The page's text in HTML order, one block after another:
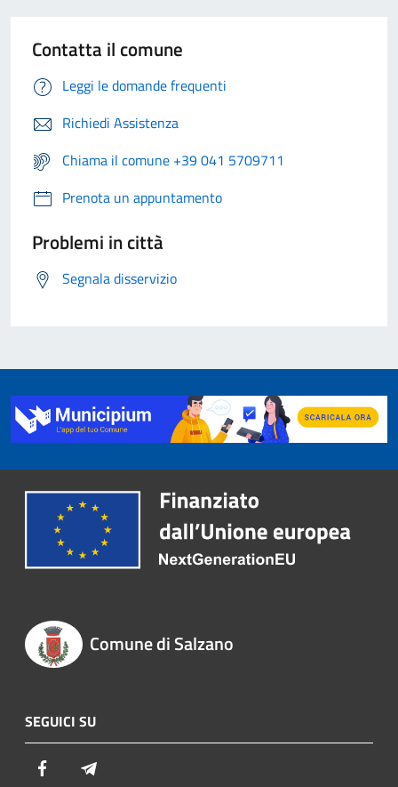
Contatta il comune
Leggi le domande frequenti
Richiedi Assistenza
Chiama il comune +39 041 5709711
Prenota un appuntamento
Problemi in città
Segnala disservizio
Comune di Salzano
SEGUICI SU
Facebook